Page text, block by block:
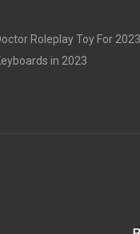
Roleplay Toy For 2023
in 2023